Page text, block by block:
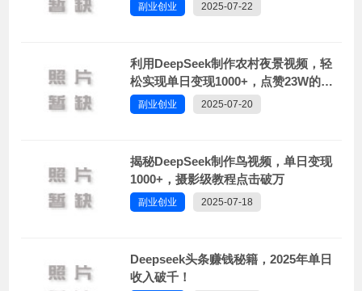
副业创业 2025-07-22
利用DeepSeek制作农村夜景视频，轻
松实现单日变现1000+，点赞23W的惊
人效果！
副业创业 2025-07-20
揭秘DeepSeek制作鸟视频，单日变现
1000+，摄影级教程点击破万
副业创业 2025-07-18
Deepseek头条赚钱秘籍，2025年单日
收入破千！